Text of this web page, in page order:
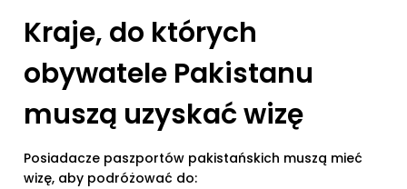
Kraje, do których
obywatele Pakistanu
muszą uzyskać wizę
Posiadacze paszportów pakistańskich muszą mieć
wizę, aby podróżować do: